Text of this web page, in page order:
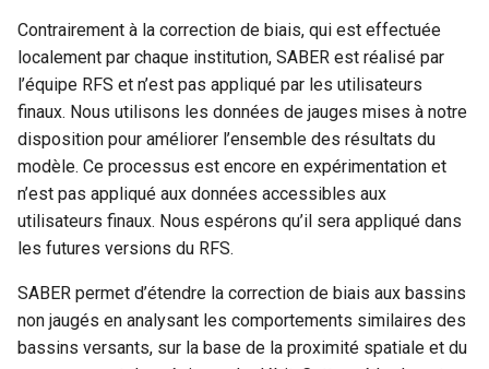
Contrairement à la correction de biais, qui est effectuée
localement par chaque institution, SABER est réalisé par
l’équipe RFS et n’est pas appliqué par les utilisateurs
finaux. Nous utilisons les données de jauges mises à notre
disposition pour améliorer l’ensemble des résultats du
modèle. Ce processus est encore en expérimentation et
n’est pas appliqué aux données accessibles aux
utilisateurs finaux. Nous espérons qu’il sera appliqué dans
les futures versions du RFS.
SABER permet d’étendre la correction de biais aux bassins
non jaugés en analysant les comportements similaires des
bassins versants, sur la base de la proximité spatiale et du